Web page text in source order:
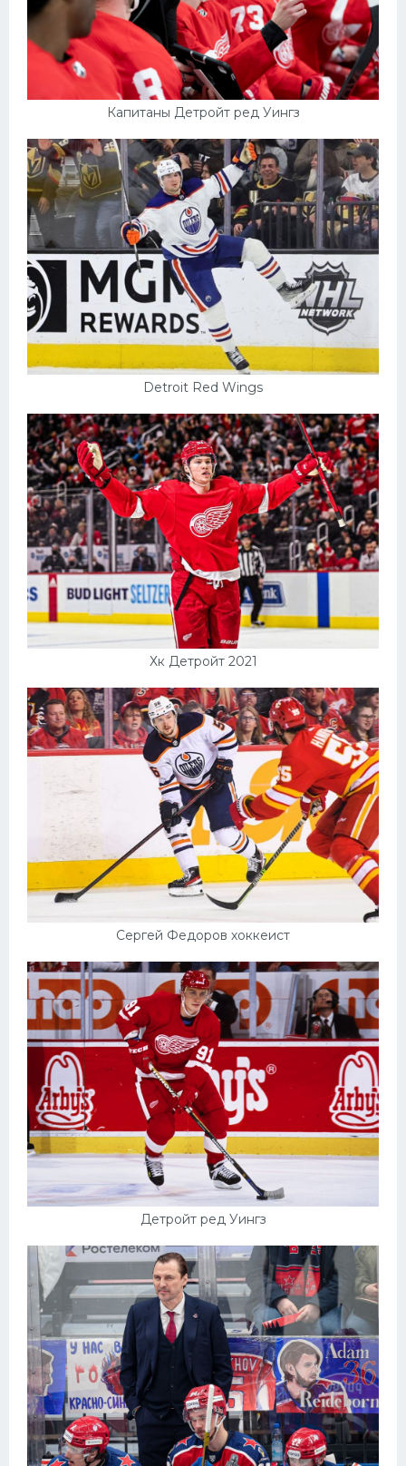
Капитаны Детройт ред Уингз
Detroit Red Wings
Хк Детройт 2021
Сергей Федоров хоккеист
Детройт ред Уингз